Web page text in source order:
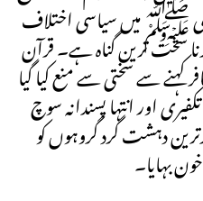
ﷺ میں سیاسی اختلاف
سخت ترین گناہ ہے۔ قرآن
کہنے سے سختی سے منع کیا گیا
اور انتہا پسندانہ سوچ
دہشت گرد گروہوں کو
بہایا۔